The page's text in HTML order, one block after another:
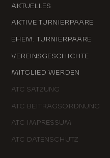
AKTUELLES
AKTIVE TURNIERPAARE
EHEM. TURNIERPAARE
VEREINSGESCHICHTE
MITGLIED WERDEN
ATC SATZUNG
ATC BEITRAGSORDNUNG
ATC IMPRESSUM
ATC DATENSCHUTZ